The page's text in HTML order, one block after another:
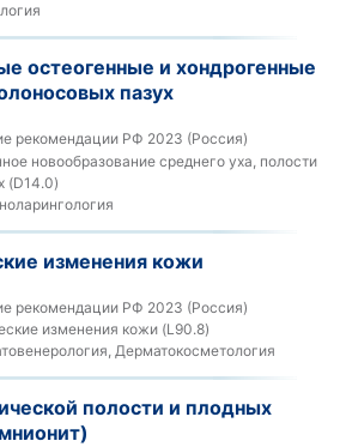
остеогенные и хондрогенные
пазух
рекомендации РФ 2023 (Россия)
новообразование среднего уха, полости
(D14.0)
изменения кожи
рекомендации РФ 2023 (Россия)
изменения кожи (L90.8)
Дерматокосметология
полости и плодных